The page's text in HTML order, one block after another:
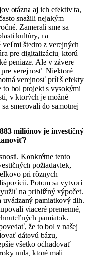
otázna aj ich efektivita,
snažili nejakým
Zamerali sme sa
kultúry, na
veľmi štedro z verejných
pre digitalizáciu, ktorú
peniaze. Ale v závere
verejnosť. Niektoré
verejnosť príliš efekty
bol projekt s vysokými
v ktorých je možné
smerovali do samotnej
miliónov je investičný
Konkrétne tento
požiadaviek,
pri rôznych
Potom sa vytvorí
na približný výpočet.
pamiatkový dlh.
viaceré premenné,
pamiatok.
že to bol v našej
dátovú bázu,
všetko odhadovať
nula, ktoré mali